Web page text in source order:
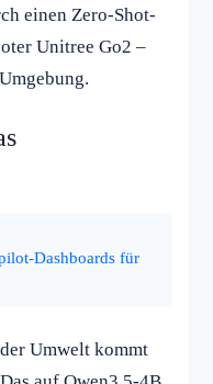
einen Zero-Shot-
Unitree Go2 –
Dashboards für
Umwelt kommt